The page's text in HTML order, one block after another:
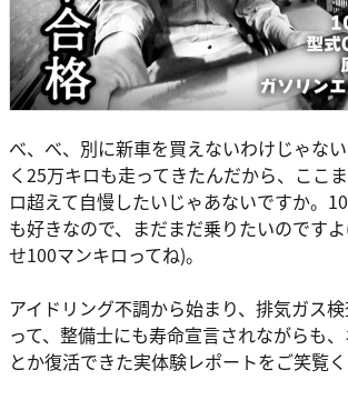
べ、べ、別に新車を買えないわけじゃな
く25万キロも走ってきたんだから、ここ
ロ超えて自慢したいじゃあないですか。
も好きなので、まだまだ乗りたいのです
せ100マンキロってね)。
アイドリング不調から始まり、排気ガス
って、整備士にも寿命宣言されながらも
とか復活できた実体験レポートをご笑覧